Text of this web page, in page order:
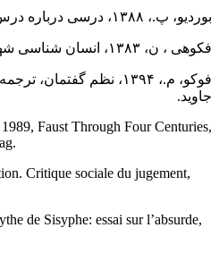
بوردیو، پ.، ۱۳۸۸، درسی درباره درس، تهران: نشر نی.
فکوهی ، ن، ۱۳۸۳، انسان شناسی شهری، تهران: نشر نی.
فوکو، م.، ۱۳۹۴، نظم
جاوید.
Faust Through Four Centuries,
Critique sociale du jugement,
de Sisyphe: essai sur l’absurde,